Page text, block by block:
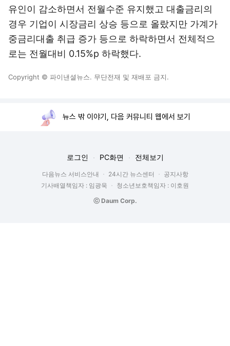
유인이 감소하면서 전월수준 유지했고 대출금리의
경우 기업이 시장금리 상승 등으로 올랐지만 가계가
중금리대출 취급 증가 등으로 하락하면서 전체적으
로는 전월대비 0.15%p 하락했다.
Copyright © 파이낸셜뉴스. 무단전재 및 재배포 금지.
뉴스 밖 이야기, 다음 커뮤니티 웹에서 보기
로그인 PC화면 전체보기
다음뉴스 서비스안내 24시간 뉴스센터
공지사항
기사배열책임자 : 임광욱
청소년보호책임자 : 이호원
ⓒ Daum Corp.